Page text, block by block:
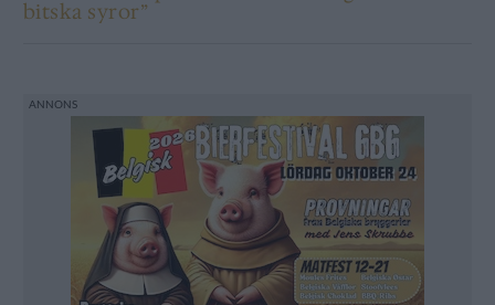
bitska syror”